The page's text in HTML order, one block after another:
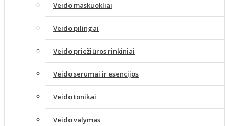
Veido maskuokliai
Veido pilingai
Veido priežiūros rinkiniai
Veido serumai ir esencijos
Veido tonikai
Veido valymas